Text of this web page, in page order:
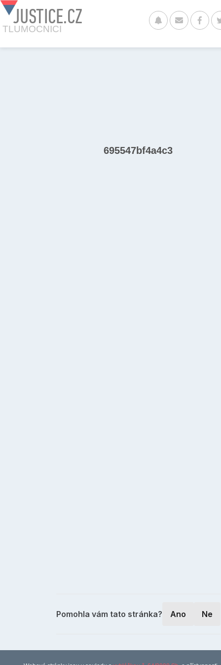
JUSTICE.CZ
TLUMOCNICI
695547bf4a4c3
Pomohla vám tato stránka? Ano Ne